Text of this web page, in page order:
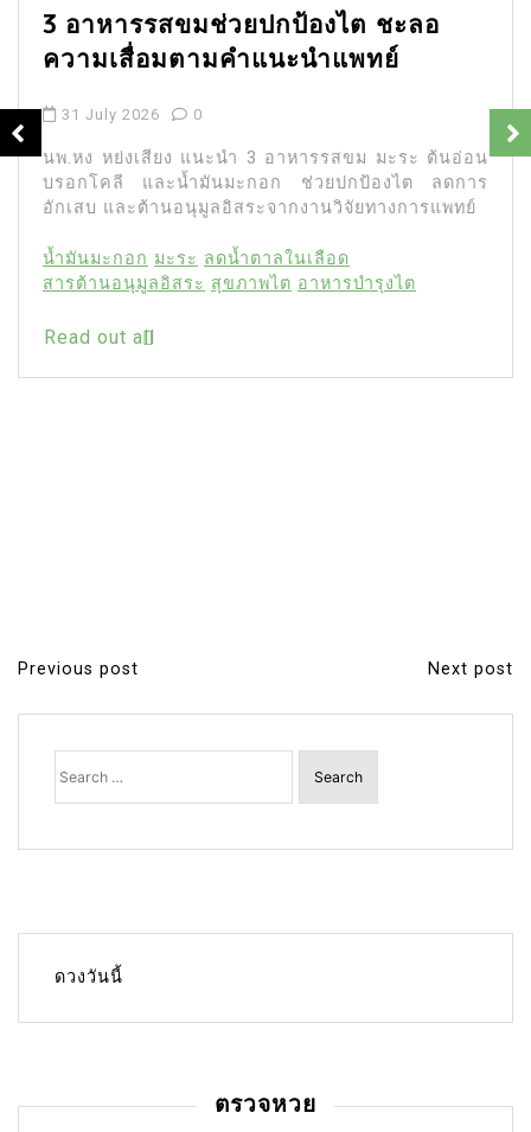
3 อาหารรสขมช่วยปกป้องไต ชะลอ
ความเสื่อมตามคำแนะนำแพทย์
31 July 2026 0
นพ.หง หย่งเสียง แนะนำ 3 อาหารรสขม มะระ ต้นอ่อน
บรอกโคลี และน้ำมันมะกอก ช่วยปกป้องไต ลดการ
อักเสบ และต้านอนุมูลอิสระจากงานวิจัยทางการแพทย์
น้ำมันมะกอก มะระ ลดน้ำตาลในเลือด
สารต้านอนุมูลอิสระ สุขภาพไต อาหารบำรุงไต
Read out all
P
o
i
Previous post Next post
Search
for:
ดวงวันนี้
ตรวจหวย